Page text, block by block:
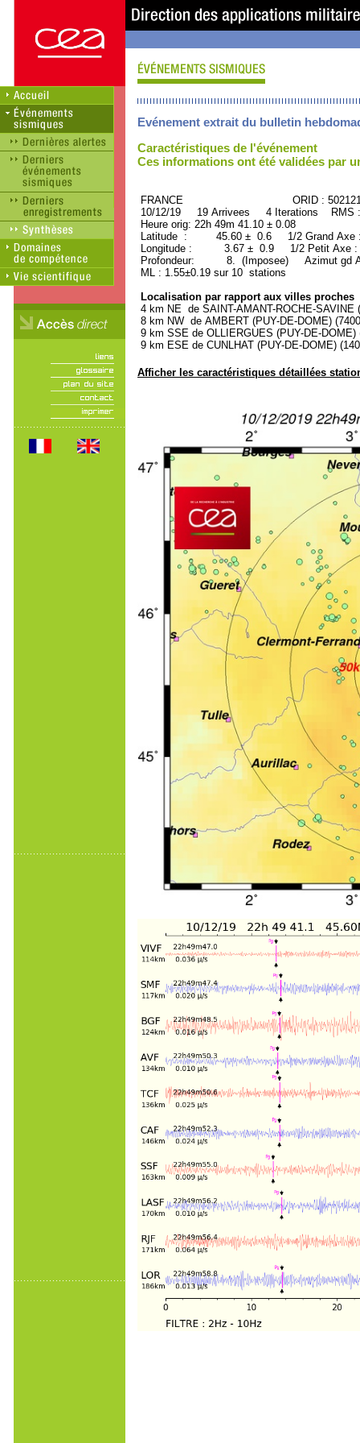
Evénement extrait du bulletin
Caractéristiques de l'événement
Ces informations ont été validées par
FRANCE ORID :
10/12/19 19 Arrivees 4 Iterations RMS
Heure orig: 22h 49m 41.10 ± 0.08
Latitude : 45.60 ± 0.6 1/2 Grand
Longitude : 3.67 ± 0.9 1/2 Petit Axe
Profondeur: 8. (Imposee) Azimut gd
ML : 1.55±0.19 sur 10 stations
Localisation par rapport aux villes proches
4 km NE de SAINT-AMANT-ROCHE-SAVINE
8 km NW de AMBERT (PUY-DE-DOME)
9 km SSE de OLLIERGUES (PUY-DE-DOME)
9 km ESE de CUNLHAT (PUY-DE-DOME)
Afficher les caractéristiques détaillées